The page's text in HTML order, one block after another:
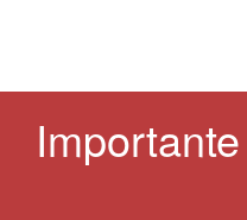
Importante